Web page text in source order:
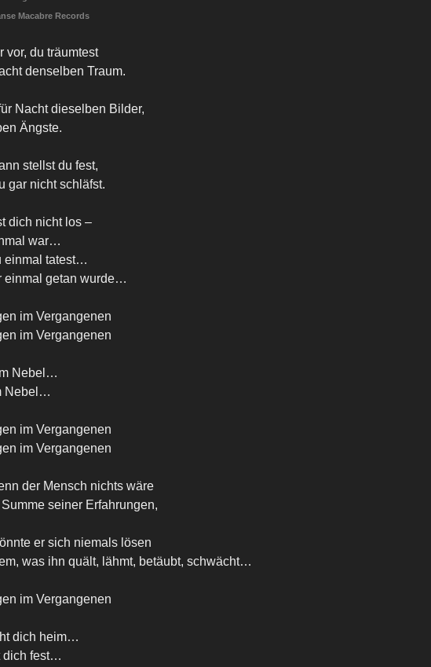
Macabre Records
vor, du träumtest
denselben Traum.
Nacht dieselben Bilder,
Ängste.
stellst du fest,
gar nicht schläfst.
dich nicht los –
war…
einmal tatest…
einmal getan wurde…
im Vergangenen
im Vergangenen
Nebel…
Nebel…
im Vergangenen
im Vergangenen
der Mensch nichts wäre
seiner Erfahrungen,
er sich niemals lösen
was ihn quält, lähmt, betäubt, schwächt…
im Vergangenen
dich heim…
dich fest…